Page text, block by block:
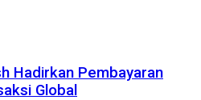
Hadirkan Pembayaran
Global